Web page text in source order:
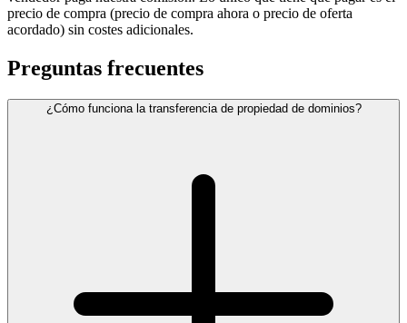
precio de compra (precio de compra ahora o precio de oferta
acordado) sin costes adicionales.
Preguntas frecuentes
¿Cómo funciona la transferencia de propiedad de dominios?